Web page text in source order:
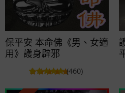
保平安 本命佛《男、女適
用》護身辟邪
(460)